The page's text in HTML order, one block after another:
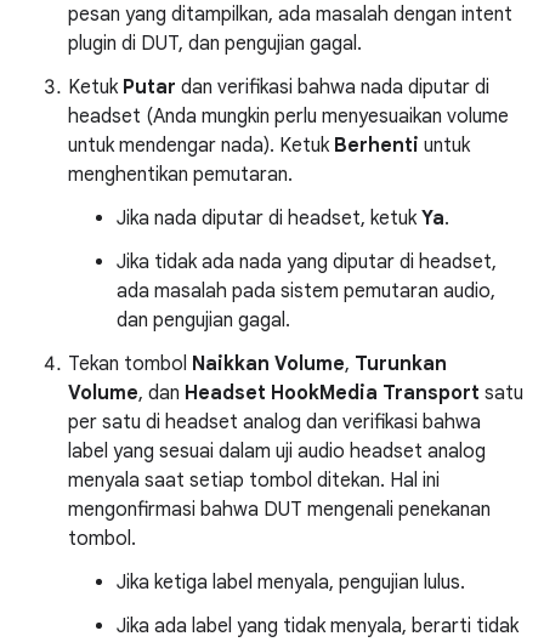
pesan yang ditampilkan, ada masalah dengan intent
plugin di DUT, dan pengujian gagal.
Ketuk Putar dan verifikasi bahwa nada diputar di
headset (Anda mungkin perlu menyesuaikan volume
untuk mendengar nada). Ketuk Berhenti untuk
menghentikan pemutaran.
Jika nada diputar di headset, ketuk Ya.
Jika tidak ada nada yang diputar di headset,
ada masalah pada sistem pemutaran audio,
dan pengujian gagal.
Tekan tombol Naikkan Volume, Turunkan
Volume, dan Headset HookMedia Transport satu
per satu di headset analog dan verifikasi bahwa
label yang sesuai dalam uji audio headset analog
menyala saat setiap tombol ditekan. Hal ini
mengonfirmasi bahwa DUT mengenali penekanan
tombol.
Jika ketiga label menyala, pengujian lulus.
Jika ada label yang tidak menyala, berarti tidak